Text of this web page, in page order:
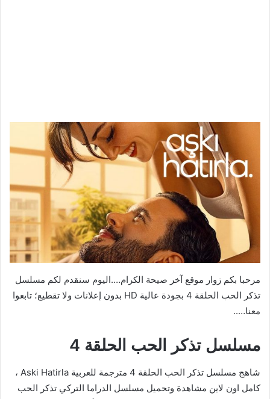
مرحبا بكم زوار موقع آخر صيحة الكرام….اليوم سنقدم لكم مسلسل
تذكر الحب الحلقة 4 بجودة عالية HD بدون إعلانات ولا تقطيع؛ تابعوا
معنا…..
مسلسل تذكر الحب الحلقة 4
شاهج مسلسل تذكر الحب الحلقة 4 مترجمة للعربية Aski Hatirla ،
كامل اون لاين مشاهدة وتحميل مسلسل الدراما التركي تذكر الحب